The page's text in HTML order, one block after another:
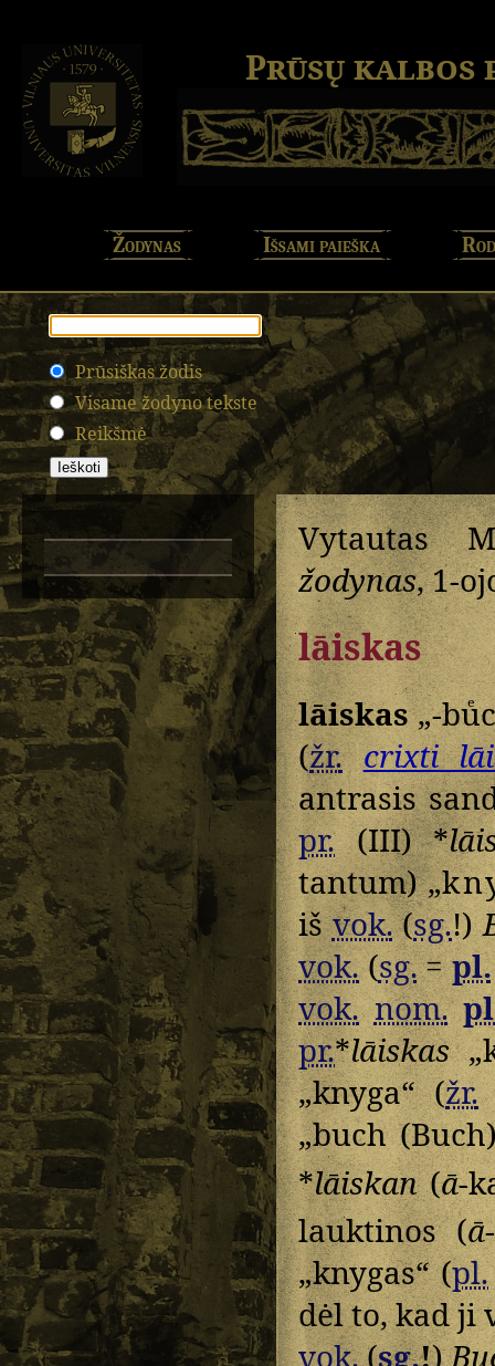
Prūsų kalbos
Žodynas Išsami paieška
Prūsiškas žodis
Visame žodyno tekste
Reikšmė
Vytautas
žodynas, 1-
lāiskas
lāiskas„-
(žr. crixti
antrasis
pr.(III) *
tantum) „
išvok.(sg.!)
vok.(sg.=pl.
vok. nom.
pr.*lāiskas
„knyga“ (žr.
„buch
*lāiskan(ā-
lauktinos (ā
„knygas“ (pl.
dėl to, kad ji
vok.(sg.!)